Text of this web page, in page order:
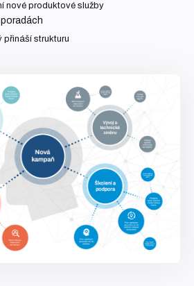
nové produktové služby
přináší strukturu